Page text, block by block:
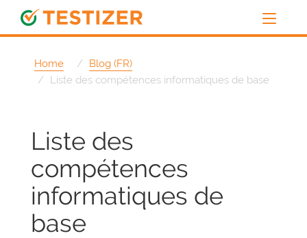
Home
Blog (FR)
Liste des compétences informatiques de base
Liste des
compétences
informatiques de
base